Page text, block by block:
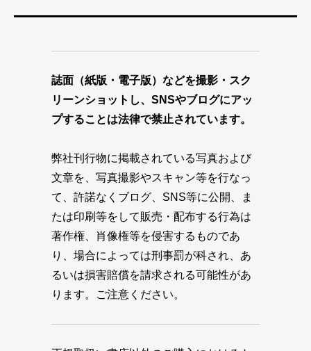
誌面（紙版・電子版）などを撮影・スク
リーンショットし、SNSやブログにアッ
プすることは法律で禁止されています。
弊社刊行物に掲載されている写真および
文章を、写真撮影やスキャン等を行なっ
て、許諾なくブログ、SNS等に公開、ま
たは印刷等をして販売・配布する行為は
著作権、肖像権等を侵害するものであ
り、場合によっては刑事罰が科され、あ
るいは損害賠償を請求される可能性があ
ります。ご注意ください。